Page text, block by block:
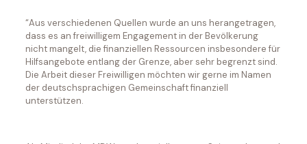
“Aus verschiedenen Quellen wurde an uns herangetragen,
dass es an freiwilligem Engagement in der Bevölkerung
nicht mangelt, die finanziellen Ressourcen insbesondere für
Hilfsangebote entlang der Grenze, aber sehr begrenzt sind.
Die Arbeit dieser Freiwilligen möchten wir gerne im Namen
der deutschsprachigen Gemeinschaft finanziell
unterstützen.